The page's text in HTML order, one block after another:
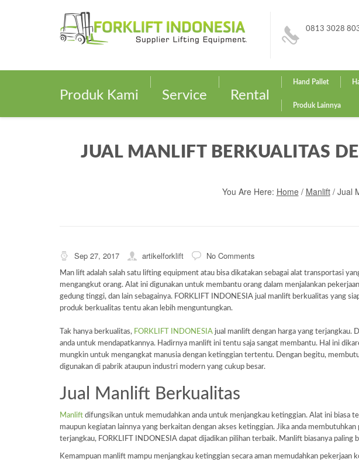
0813 3028
Produk Kami Service Rental
Hand Pallet
Produk Lainnya
JUAL MANLIFT BERKUALITAS
You Are Here: Home/ Manlift/ Jual
Sep 27, 2017 artikelforklift No Comments
Man lift adalah salah satu lifting equipment atau bisa dikatakan sebagai alat transportasi
mengangkut orang. Alat ini digunakan untuk membantu orang dalam menjalankan
gedung tinggi, dan lain sebagainya. FORKLIFT INDONESIA jual manlift berkualitas yang
produk berkualitas tentu akan lebih menguntungkan.
Tak hanya berkualitas, FORKLIFT INDONESIA jual manlift dengan harga yang terjangkau.
anda untuk mendapatkannya. Hadirnya manlift ini tentu saja sangat membantu. Hal ini
mungkin untuk mengangkat manusia dengan ketinggian tertentu. Dengan begitu,
digunakan di pabrik ataupun industri modern yang cukup besar.
Jual Manlift Berkualitas
Manlift difungsikan untuk memudahkan anda untuk menjangkau ketinggian. Alat ini biasa
maupun kegiatan lainnya yang berkaitan dengan akses ketinggian. Jika anda
terjangkau, FORKLIFT INDONESIA dapat dijadikan pilihan terbaik. Manlift biasanya paling
Kemampuan manlift mampu menjangkau ketinggian secara aman memudahkan pekerjaan